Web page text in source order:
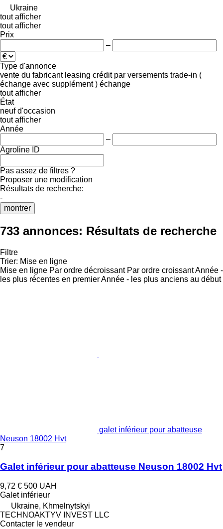
Ukraine
tout afficher
tout afficher
Prix
–
Type d'annonce
vente du fabricant leasing crédit par versements trade-in (
échange avec supplément ) échange
tout afficher
État
neuf d'occasion
tout afficher
Année
–
Agroline ID
Pas assez de filtres ?
Proposer une modification
Résultats de recherche:
-
montrer
733 annonces: Résultats de recherche
Filtre
Trier: Mise en ligne
Mise en ligne Par ordre décroissant Par ordre croissantAnnée -
les plus récentes en premierAnnée - les plus anciens au début
galet inférieur pour abatteuse
Neuson 18002 Hvt
7
Galet inférieur pour abatteuse Neuson 18002 Hvt
9,72 € 500 UAH
Galet inférieur
Ukraine, Khmelnytskyi
TECHNOAKTYV INVEST LLC
Contacter le vendeur